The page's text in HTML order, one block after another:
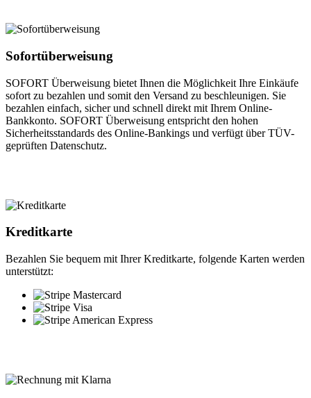
Sofortüberweisung
SOFORT Überweisung bietet Ihnen die Möglichkeit Ihre Einkäufe
sofort zu bezahlen und somit den Versand zu beschleunigen. Sie
bezahlen einfach, sicher und schnell direkt mit Ihrem Online-
Bankkonto. SOFORT Überweisung entspricht den hohen
Sicherheitsstandards des Online-Bankings und verfügt über TÜV-
geprüften Datenschutz.
Kreditkarte
Bezahlen Sie bequem mit Ihrer Kreditkarte, folgende Karten werden
unterstützt: